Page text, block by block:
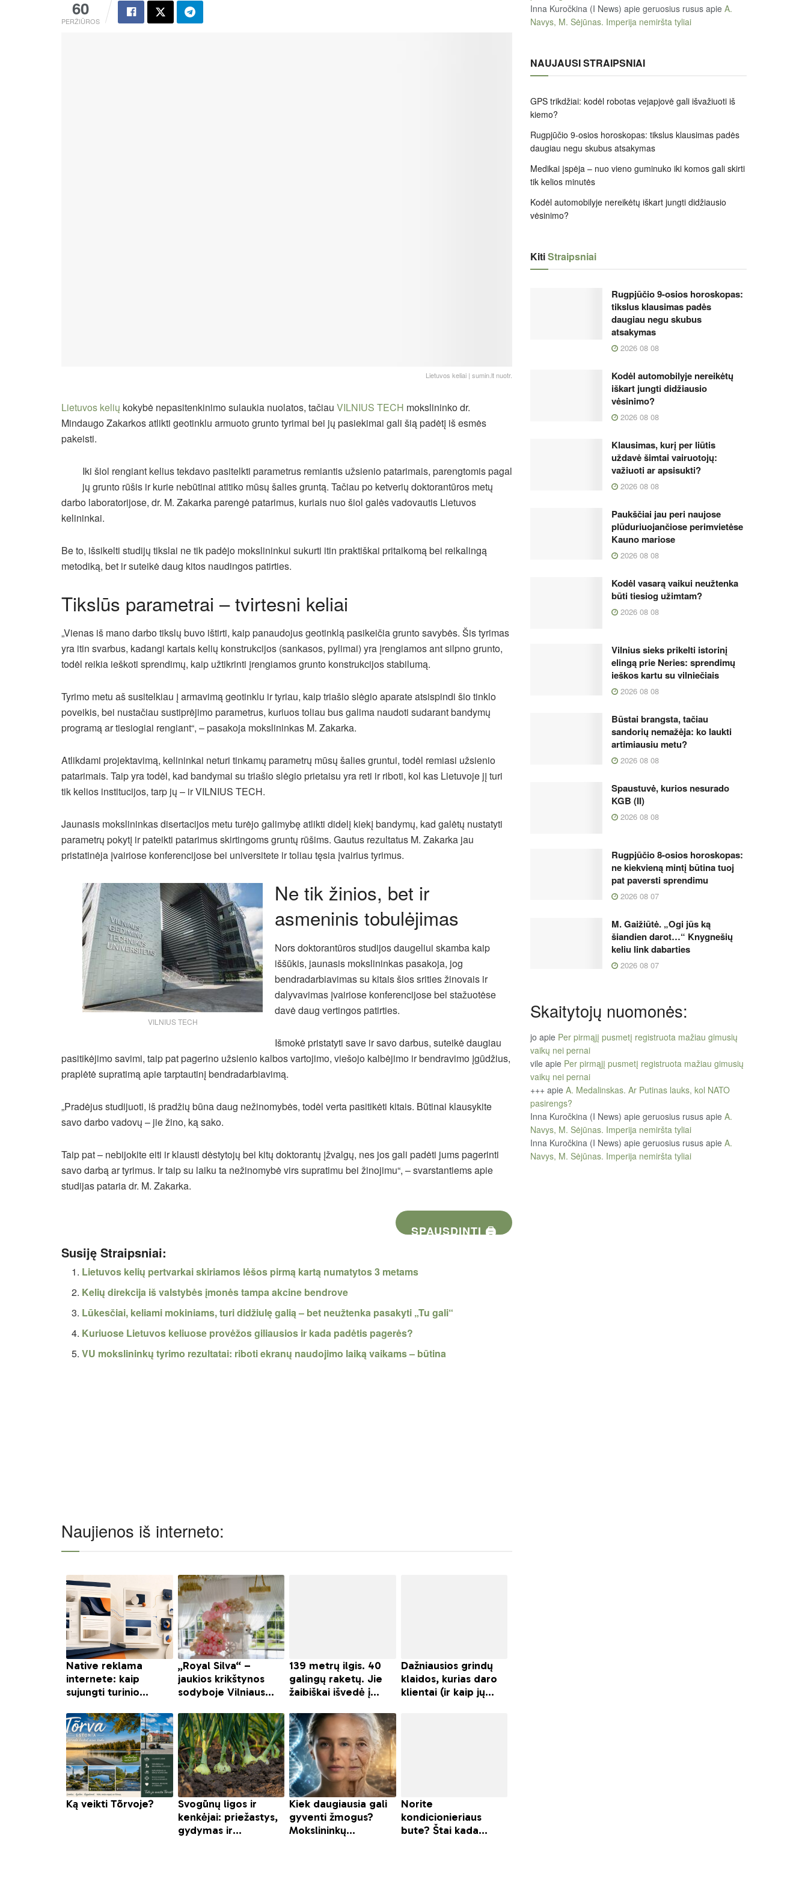
60
PERŽIŪROS
Lietuvos keliai | sumin.lt nuotr.
Lietuvos kelių kokybė nepasitenkinimo sulaukia nuolatos, tačiau VILNIUS TECH mokslininko dr.
Mindaugo Zakarkos atlikti geotinklu armuoto grunto tyrimai bei jų pasiekimai gali šią padėtį iš esmės
pakeisti.
Iki šiol rengiant kelius tekdavo pasitelkti parametrus remiantis užsienio patarimais, parengtomis pagal
jų grunto rūšis ir kurie nebūtinai atitiko mūsų šalies gruntą. Tačiau po ketverių doktorantūros metų
darbo laboratorijose, dr. M. Zakarka parengė patarimus, kuriais nuo šiol galės vadovautis Lietuvos
kelininkai.
Be to, išsikelti studijų tikslai ne tik padėjo mokslininkui sukurti itin praktiškai pritaikomą bei reikalingą
metodiką, bet ir suteikė daug kitos naudingos patirties.
Tikslūs parametrai – tvirtesni keliai
„Vienas iš mano darbo tikslų buvo ištirti, kaip panaudojus geotinklą pasikeičia grunto savybės. Šis tyrimas
yra itin svarbus, kadangi kartais kelių konstrukcijos (sankasos, pylimai) yra įrengiamos ant silpno grunto,
todėl reikia ieškoti sprendimų, kaip užtikrinti įrengiamos grunto konstrukcijos stabilumą.
Tyrimo metu aš susitelkiau į armavimą geotinklu ir tyriau, kaip triašio slėgio aparate atsispindi šio tinklo
poveikis, bei nustačiau sustiprėjimo parametrus, kuriuos toliau bus galima naudoti sudarant bandymų
programą ar tiesiogiai rengiant“, – pasakoja mokslininkas M. Zakarka.
Atlikdami projektavimą, kelininkai neturi tinkamų parametrų mūsų šalies gruntui, todėl remiasi užsienio
patarimais. Taip yra todėl, kad bandymai su triašio slėgio prietaisu yra reti ir riboti, kol kas Lietuvoje jį turi
tik kelios institucijos, tarp jų – ir VILNIUS TECH.
Jaunasis mokslininkas disertacijos metu turėjo galimybę atlikti didelį kiekį bandymų, kad galėtų nustatyti
parametrų pokytį ir pateikti patarimus skirtingoms gruntų rūšims. Gautus rezultatus M. Zakarka jau
pristatinėja įvairiose konferencijose bei universitete ir toliau tęsia įvairius tyrimus.
VILNIUS TECH
Ne tik žinios, bet ir
asmeninis tobulėjimas
Nors doktorantūros studijos daugeliui skamba kaip
iššūkis, jaunasis mokslininkas pasakoja, jog
bendradarbiavimas su kitais šios srities žinovais ir
dalyvavimas įvairiose konferencijose bei stažuotėse
davė daug vertingos patirties.
Išmokė pristatyti save ir savo darbus, suteikė daugiau
pasitikėjimo savimi, taip pat pagerino užsienio kalbos vartojimo, viešojo kalbėjimo ir bendravimo įgūdžius,
praplėtė supratimą apie tarptautinį bendradarbiavimą.
„Pradėjus studijuoti, iš pradžių būna daug nežinomybės, todėl verta pasitikėti kitais. Būtinai klausykite
savo darbo vadovų – jie žino, ką sako.
Taip pat – nebijokite eiti ir klausti dėstytojų bei kitų doktorantų įžvalgų, nes jos gali padėti jums pagerinti
savo darbą ar tyrimus. Ir taip su laiku ta nežinomybė virs supratimu bei žinojimu“, – svarstantiems apie
studijas pataria dr. M. Zakarka.
SPAUSDINTI 🖨
Susiję Straipsniai:
Lietuvos kelių pertvarkai skiriamos lėšos pirmą kartą numatytos 3 metams
Kelių direkcija iš valstybės įmonės tampa akcine bendrove
Lūkesčiai, keliami mokiniams, turi didžiulę galią – bet neužtenka pasakyti „Tu gali“
Kuriuose Lietuvos keliuose provėžos giliausios ir kada padėtis pagerės?
VU mokslininkų tyrimo rezultatai: riboti ekranų naudojimo laiką vaikams – būtina
Naujienos iš interneto:
Inna Kuročkina (I News) apie geruosius rusus apie A.
Navys, M. Sėjūnas. Imperija nemiršta tyliai
NAUJAUSI STRAIPSNIAI
GPS trikdžiai: kodėl robotas vejapjovė gali išvažiuoti iš
kiemo?
Rugpjūčio 9-osios horoskopas: tikslus klausimas padės
daugiau negu skubus atsakymas
Medikai įspėja – nuo vieno guminuko iki komos gali skirti
tik kelios minutės
Kodėl automobilyje nereikėtų iškart jungti didžiausio
vėsinimo?
KitiStraipsniai
Rugpjūčio 9-osios horoskopas:
tikslus klausimas padės
daugiau negu skubus
atsakymas
2026 08 08
Kodėl automobilyje nereikėtų
iškart jungti didžiausio
vėsinimo?
2026 08 08
Klausimas, kurį per liūtis
uždavė šimtai vairuotojų:
važiuoti ar apsisukti?
2026 08 08
Paukščiai jau peri naujose
plūduriuojančiose perimvietėse
Kauno mariose
2026 08 08
Kodėl vasarą vaikui neužtenka
būti tiesiog užimtam?
2026 08 08
Vilnius sieks prikelti istorinį
elingą prie Neries: sprendimų
ieškos kartu su vilniečiais
2026 08 08
Būstai brangsta, tačiau
sandorių nemažėja: ko laukti
artimiausiu metu?
2026 08 08
Spaustuvė, kurios nesurado
KGB (II)
2026 08 08
Rugpjūčio 8-osios horoskopas:
ne kiekvieną mintį būtina tuoj
pat paversti sprendimu
2026 08 07
M. Gaižiūtė. „Ogi jūs ką
šiandien darot…“ Knygnešių
keliu link dabarties
2026 08 07
Skaitytojų nuomonės:
jo apie Per pirmąjį pusmetį registruota mažiau gimusių
vaikų nei pernai
vile apie Per pirmąjį pusmetį registruota mažiau gimusių
vaikų nei pernai
+++ apie A. Medalinskas. Ar Putinas lauks, kol NATO
pasirengs?
Inna Kuročkina (I News) apie geruosius rusus apie A.
Navys, M. Sėjūnas. Imperija nemiršta tyliai
Inna Kuročkina (I News) apie geruosius rusus apie A.
Navys, M. Sėjūnas. Imperija nemiršta tyliai